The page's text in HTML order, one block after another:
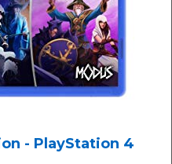
- PlayStation 4